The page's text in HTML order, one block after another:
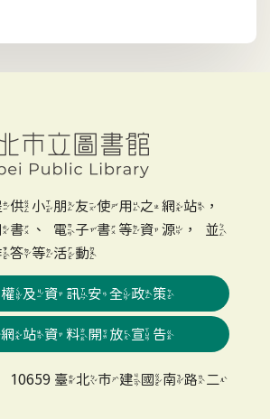
供小朋友使用之網站，
書、電子書等資源，並
答等活動
及資訊安全政策
站資料開放宣告
臺北市建國南路二